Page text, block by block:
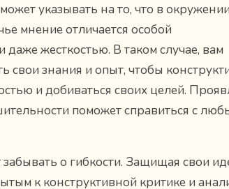
указывать на то, что в окружении
мнение отличается особой
жесткостью. В таком случае, вам
свои знания и опыт, чтобы
и добиваться своих целей.
поможет справиться с
забывать о гибкости. Защищая свои
к конструктивной критике и